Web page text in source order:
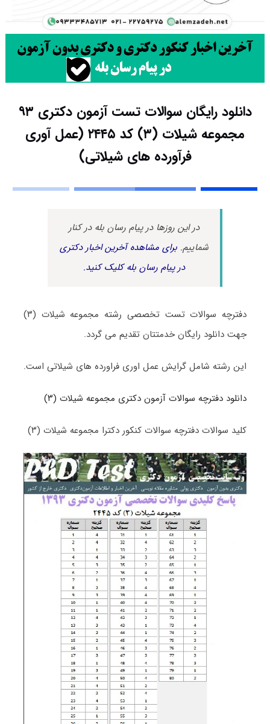
دانلود رایگان سوالات تست آزمون دکتری ۹۳
مجموعه شیلات (۳) کد ۲۴۴۵ (عمل آوری
فرآورده های شیلاتی)
در این روزها در پیام رسان بله در کنار
شماییم.برای مشاهده آخرین اخبار دکتری
در پیام رسان بله کلیک کنید.
دفترچه سوالات تست تخصصی رشته مجموعه شیلات (۳)
جهت دانلود رایگان خدمتتان تقدیم می گردد.
این رشته شامل گرایش عمل اوری فراورده های شیلاتی است.
دانلود دفترچه سوالات آزمون دکتری مجموعه شیلات (۳)
کلید سوالات دفترچه سوالات کنکور دکترا مجموعه شیلات (۳)